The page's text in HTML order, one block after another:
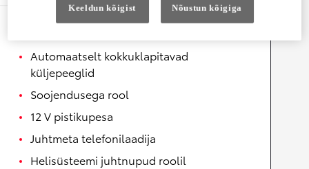
Automaatselt kokkuklapitavad
küljepeeglid
Soojendusega rool
12 V pistikupesa
Juhtmeta telefonilaadija
Helisüsteemi juhtnupud roolil
Keeldun kõigist Nõustun kõigiga